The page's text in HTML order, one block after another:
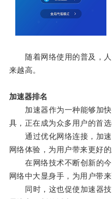
随着网络使用的普及，人
来越高。
加速器排名
加速器作为一种能够加快
具，正在成为众多用户的首选
通过优化网络连接，加速
网络体验，为用户带来更好的
在网络技术不断创新的今
网络中大显身手，为用户带来
同时，这也促使加速器技